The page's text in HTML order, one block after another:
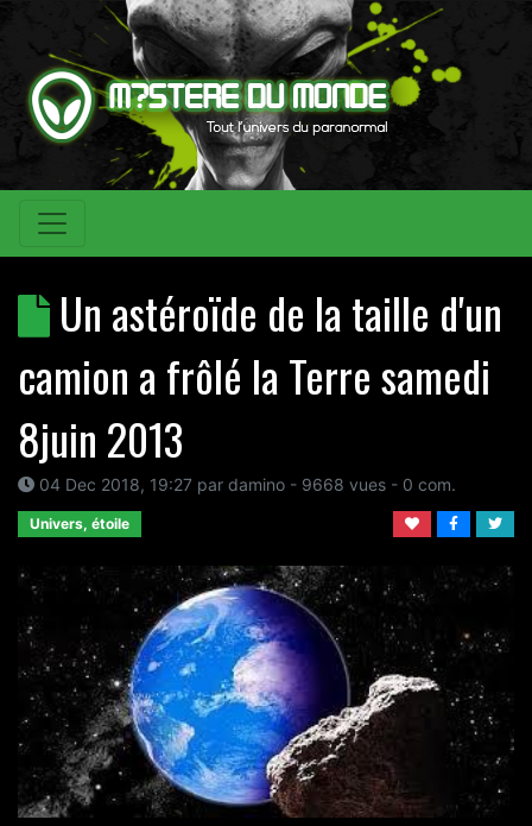
Un astéroïde de la taille d'un
camion a frôlé la Terre samedi
8juin 2013
04 Dec 2018, 19:27 par damino - 9668 vues - 0 com.
Univers, étoile